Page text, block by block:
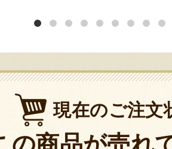
現在のご注文
の商品が売れ